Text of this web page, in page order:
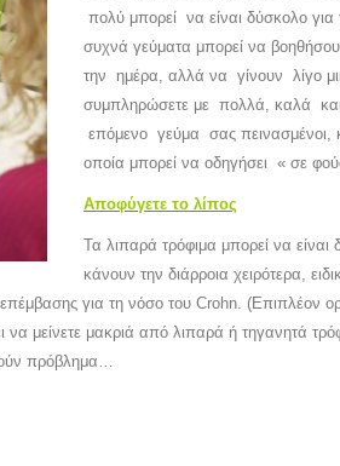
πολύ μπορεί να είναι δύσκολο
συχνά γεύματα μπορεί να
την ημέρα, αλλά να γίνουν λίγο
συμπληρώσετε με πολλά, καλά
επόμενο γεύμα σας πεινασμένοι,
οποία μπορεί να οδηγήσει « σε
Αποφύγετε το λίπος
Τα λιπαρά τρόφιμα μπορεί να
κάνουν την διάρροια χειρότερα,
για τη νόσο του Crohn. (Επιπλέον
μείνετε μακριά από λιπαρά ή τηγανητά
πρόβλημα…